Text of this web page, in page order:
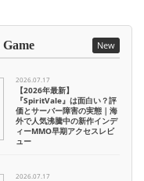
New
2026.07.17
【2026年最新】
『SpiritVale』は面白い？評
価とサーバー障害の実態｜海
外で人気沸騰中の新作インデ
ィーMMO早期アクセスレビ
ュー
2026.07.17